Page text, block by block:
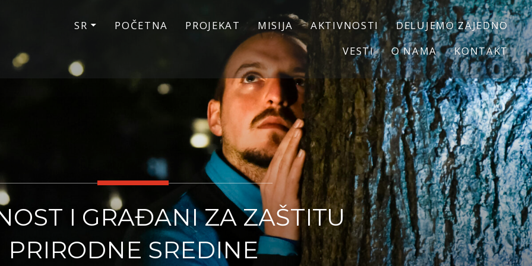
SR POČETNA PROJEKAT MISIJA AKTIVNOSTI
DELUJEMO ZAJEDNO
VESTI
O NAMA KONTAKT
I GRAĐANI ZA ZAŠTITU
PRIRODNE SREDINE